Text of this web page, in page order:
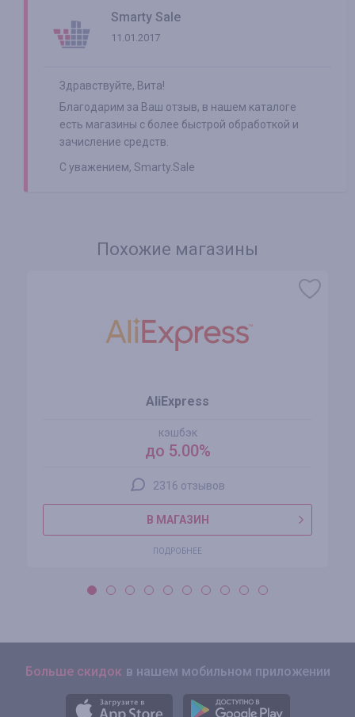
Smarty Sale
11.01.2017
Здравствуйте, Вита!
Благодарим за Ваш отзыв, в нашем каталоге
есть магазины с более быстрой обработкой и
зачисление средств.
С уважением, Smarty.Sale
Похожие магазины
AliExpress
кэшбэк
до 5.00%
2316 отзывов
В МАГАЗИН
ПОДРОБНЕЕ
Больше скидок в нашем мобильном приложении